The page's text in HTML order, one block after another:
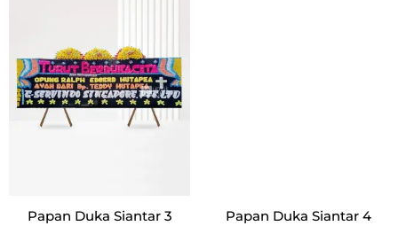
Papan Duka Siantar 3 Papan Duka Siantar 4